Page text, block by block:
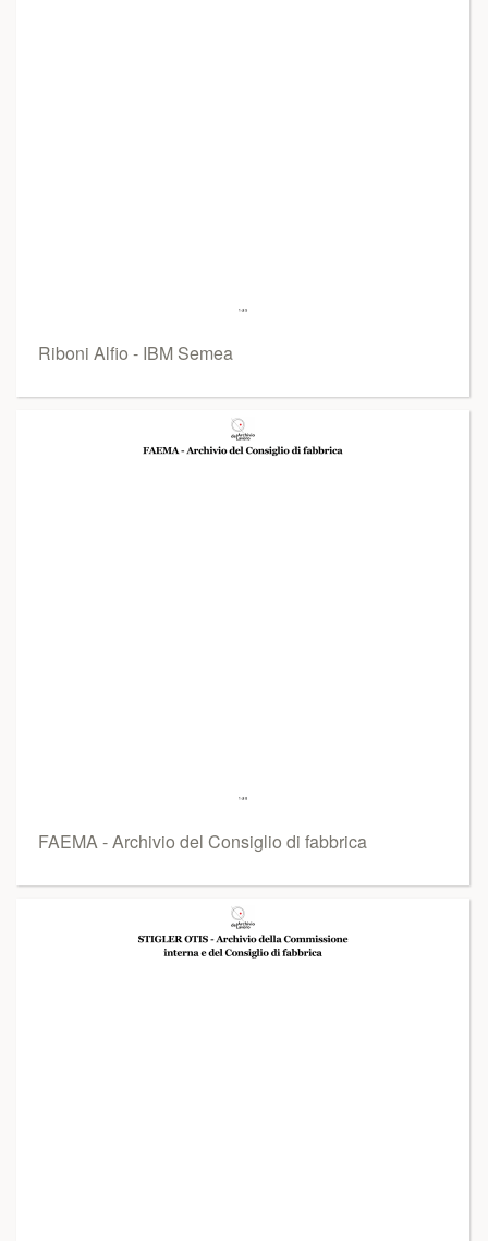
Riboni Alfio - IBM Semea
FAEMA - Archivio del Consiglio di fabbrica